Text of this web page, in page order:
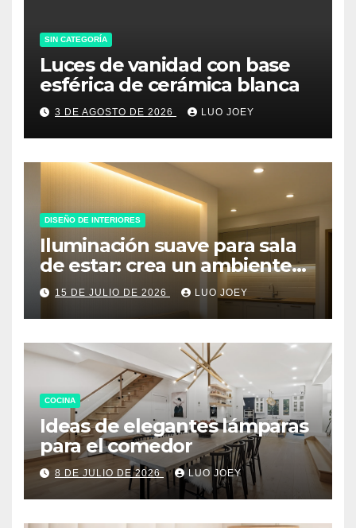
SIN CATEGORÍA
Luces de vanidad con base
esférica de cerámica blanca
3 DE AGOSTO DE 2026 LUO JOEY
DISEÑO DE INTERIORES
Iluminación suave para sala
de estar: crea un ambiente
acogedor
15 DE JULIO DE 2026 LUO JOEY
COCINA
Ideas de elegantes lámparas
para el comedor
8 DE JULIO DE 2026 LUO JOEY